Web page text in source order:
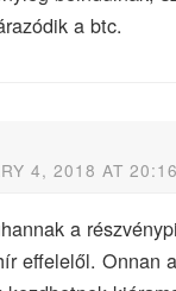
a btc.
4, 2018 AT 20:16
a
effelelől. Onnan